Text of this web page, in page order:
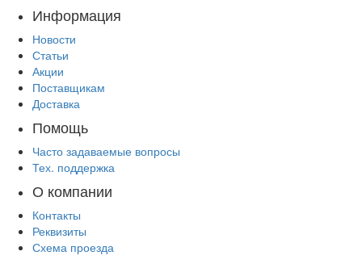
Информация
Новости
Статьи
Акции
Поставщикам
Доставка
Помощь
Часто задаваемые вопросы
Тех. поддержка
О компании
Контакты
Реквизиты
Схема проезда